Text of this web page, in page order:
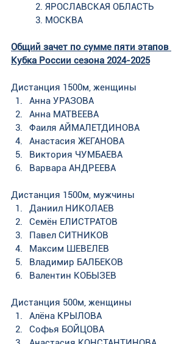
2. ЯРОСЛАВСКАЯ ОБЛАСТЬ
3. МОСКВА
Общий зачет по сумме пяти этапов
Кубка России сезона 2024-2025
Дистанция 1500м, женщины
Анна УРАЗОВА
Анна МАТВЕЕВА
Фаиля АЙМАЛЕТДИНОВА
Анастасия ЖЕГАНОВА
Виктория ЧУМБАЕВА
Варвара АНДРЕЕВА
Дистанция 1500м, мужчины
Даниил НИКОЛАЕВ
Семён ЕЛИСТРАТОВ
Павел СИТНИКОВ
Максим ШЕВЕЛЕВ
Владимир БАЛБЕКОВ
Валентин КОБЫЗЕВ
Дистанция 500м, женщины
Алёна КРЫЛОВА
Софья БОЙЦОВА